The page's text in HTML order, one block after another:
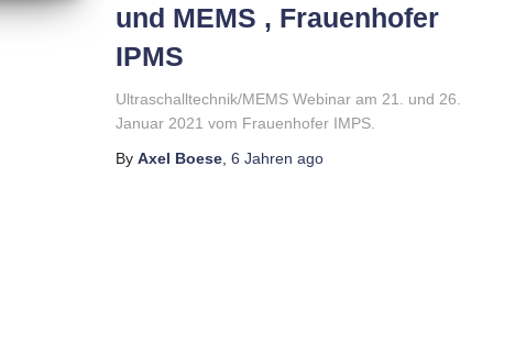
und MEMS , Frauenhofer
IPMS
Ultraschalltechnik/MEMS Webinar am 21. und 26.
Januar 2021 vom Frauenhofer IMPS.
By Axel Boese, 6 Jahren ago